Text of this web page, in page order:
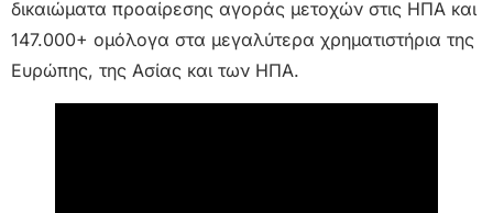
δικαιώματα προαίρεσης αγοράς μετοχών στις ΗΠΑ και
147.000+ ομόλογα στα μεγαλύτερα χρηματιστήρια της
Ευρώπης, της Ασίας και των ΗΠΑ.